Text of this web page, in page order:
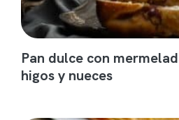
Pan dulce con
higos y nueces